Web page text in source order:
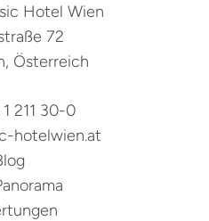
Hotel Wien
72
Österreich
211 30-0
hotelwien.at